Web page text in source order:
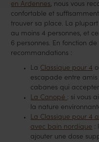
en Ardennes, nous vous
confortable et
trouver sa place. La
au moins 4 personnes, et
6 personnes. En fonction de
recommandations :
La Classique pour 4
escapade entre amis
cabanes qui
La Canopé : si vous
la nature
La Classique pour 4
avec bain nordique :
ajouter une dose